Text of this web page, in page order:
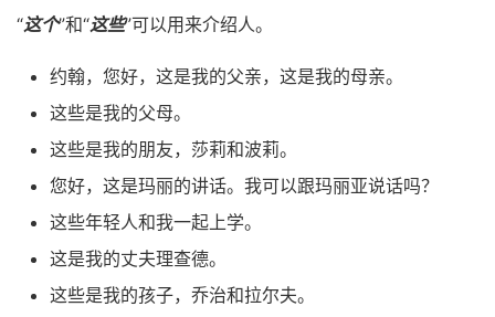
“这个”和“这些”可以用来介绍人。
约翰，您好，这是我的父亲，这是我的母亲。
这些是我的父母。
这些是我的朋友，莎莉和波莉。
您好，这是玛丽的讲话。我可以跟玛丽亚说话吗？
这些年轻人和我一起上学。
这是我的丈夫理查德。
这些是我的孩子，乔治和拉尔夫。